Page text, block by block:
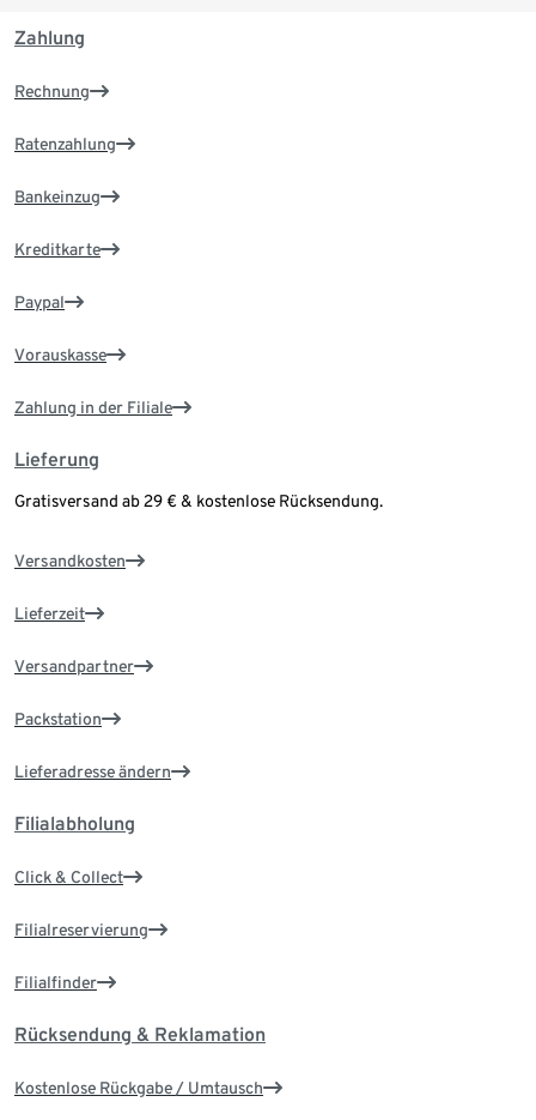
Zahlung
Rechnung
Ratenzahlung
Bankeinzug
Kreditkarte
Paypal
Vorauskasse
Zahlung in der Filiale
Lieferung
Gratisversand ab 29 € & kostenlose Rücksendung.
Versandkosten
Lieferzeit
Versandpartner
Packstation
Lieferadresse ändern
Filialabholung
Click & Collect
Filialreservierung
Filialfinder
Rücksendung & Reklamation
Kostenlose Rückgabe / Umtausch